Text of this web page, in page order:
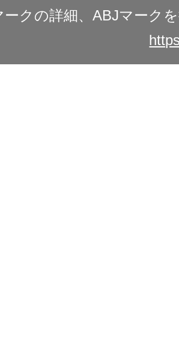
ークの詳細、ABJマーク